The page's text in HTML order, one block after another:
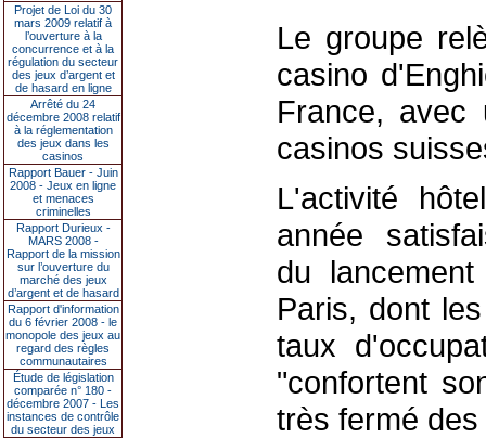
Projet de Loi du 30
mars 2009 relatif à
l’ouverture à la
concurrence et à la
régulation du secteur
des jeux d’argent et
de hasard en ligne
Arrêté du 24
décembre 2008 relatif
à la réglementation
des jeux dans les
casinos
Rapport Bauer - Juin
2008 - Jeux en ligne
et menaces
criminelles
Rapport Durieux -
MARS 2008 -
Rapport de la mission
sur l’ouverture du
marché des jeux
d’argent et de hasard
Rapport d'information
du 6 février 2008 - le
monopole des jeux au
regard des règles
communautaires
Étude de législation
comparée n° 180 -
décembre 2007 - Les
instances de contrôle
du secteur des jeux
Le groupe
casino
France,
casinos
L'activité
année
du
Paris, dont
taux
"confortent
très fermé